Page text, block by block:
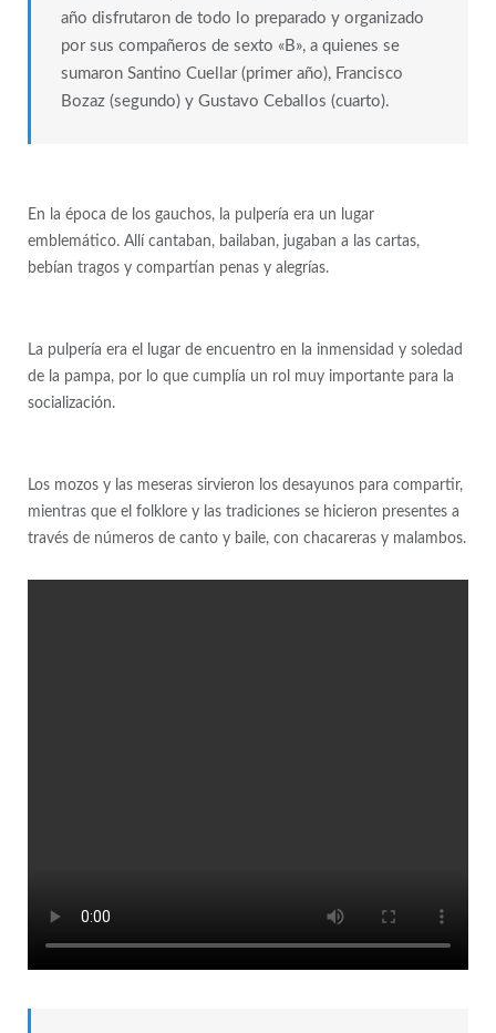
año disfrutaron de todo lo preparado y organizado
por sus compañeros de sexto «B», a quienes se
sumaron Santino Cuellar (primer año), Francisco
Bozaz (segundo) y Gustavo Ceballos (cuarto).
En la época de los gauchos, la pulpería era un lugar
emblemático. Allí cantaban, bailaban, jugaban a las cartas,
bebían tragos y compartían penas y alegrías.
La pulpería era el lugar de encuentro en la inmensidad y soledad
de la pampa, por lo que cumplía un rol muy importante para la
socialización.
Los mozos y las meseras sirvieron los desayunos para compartir,
mientras que el folklore y las tradiciones se hicieron presentes a
través de números de canto y baile, con chacareras y malambos.